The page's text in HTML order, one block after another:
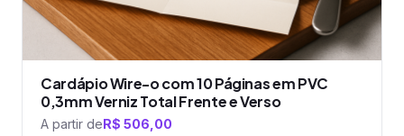
Cardápio Wire-o com 10 Páginas em PVC
0,3mm Verniz Total Frente e Verso
A partir deR$ 506,00